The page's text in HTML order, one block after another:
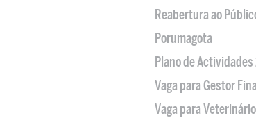
Reabertura ao
Porumagota
Plano de
Vaga para Gestor
Vaga para Veterinário